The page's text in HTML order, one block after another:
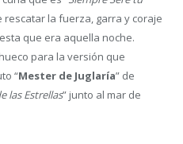
rescatar la fuerza, garra y coraje
que era aquella noche.
para la versión que
“Mester de Juglaría” de
las Estrellas” junto al mar de